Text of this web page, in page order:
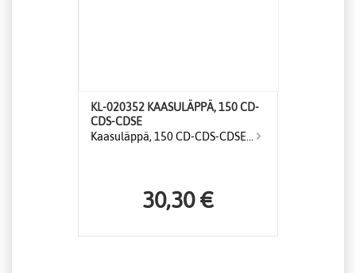
KL-020352 KAASULÄPPÄ, 150 CD-
CDS-CDSE
Kaasuläppä, 150 CD-CDS-CDSE...
30,30 €